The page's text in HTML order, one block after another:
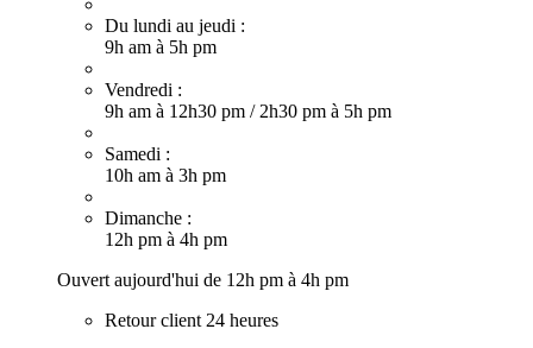
Du lundi au jeudi :
9h am à 5h pm
Vendredi :
9h am à 12h30 pm / 2h30 pm à 5h pm
Samedi :
10h am à 3h pm
Dimanche :
12h pm à 4h pm
Ouvert aujourd'hui de 12h pm à 4h pm
Retour client 24 heures